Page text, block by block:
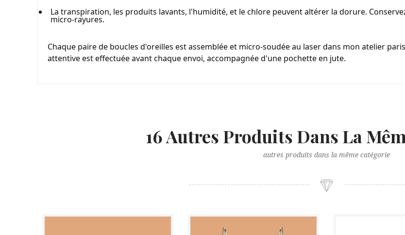
La transpiration, les produits lavants, l'humidité, et le chlore peuvent altérer la dorure.
micro-rayures.
Chaque paire de boucles d'oreilles est assemblée et micro-soudée au laser dans mon atelier
attentive est effectuée avant chaque envoi, accompagnée d'une pochette en jute.
16 Autres Produits Dans La
autres produits dans la même catégorie